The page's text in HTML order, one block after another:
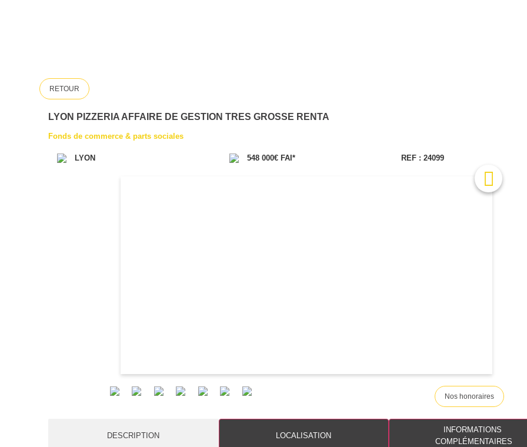
RETOUR
LYON PIZZERIA AFFAIRE DE GESTION TRES GROSSE RENTA
Fonds de commerce & parts sociales
LYON 548 000€ FAI* REF : 24099
Nos honoraires
DESCRIPTION LOCALISATION
INFORMATIONS
COMPLÉMENTAIRES